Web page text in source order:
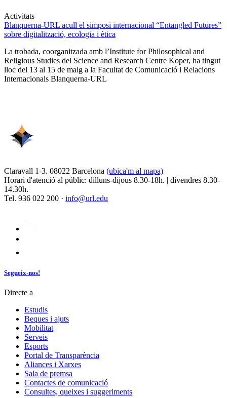
Activitats
Blanquerna-URL acull el simposi internacional “Entangled Futures”
sobre digitalització, ecologia i ètica
La trobada, coorganitzada amb l’Institute for Philosophical and
Religious Studies del Science and Research Centre Koper, ha tingut
lloc del 13 al 15 de maig a la Facultat de Comunicació i Relacions
Internacionals Blanquerna-URL
Claravall 1-3. 08022 Barcelona (ubica'm al mapa)
Horari d'atenció al públic: dilluns-dijous 8.30-18h. | divendres 8.30-
14.30h.
Tel. 936 022 200 · info@url.edu
Segueix-nos!
Directe a
Estudis
Beques i ajuts
Mobilitat
Serveis
Esports
Portal de Transparència
Aliances i Xarxes
Sala de premsa
Contactes de comunicació
Consultes, queixes i suggeriments